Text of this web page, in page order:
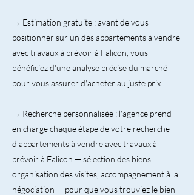
→ Estimation gratuite : avant de vous
positionner sur un des appartements à vendre
avec travaux à prévoir à Falicon, vous
bénéficiez d'une analyse précise du marché
pour vous assurer d'acheter au juste prix.
→ Recherche personnalisée : l'agence prend
en charge chaque étape de votre recherche
d'appartements à vendre avec travaux à
prévoir à Falicon — sélection des biens,
organisation des visites, accompagnement à la
négociation — pour que vous trouviez le bien